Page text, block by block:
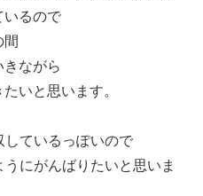
いるので
間
ながら
いと思います。
ているっぽいので
にがんばりたいと思いま